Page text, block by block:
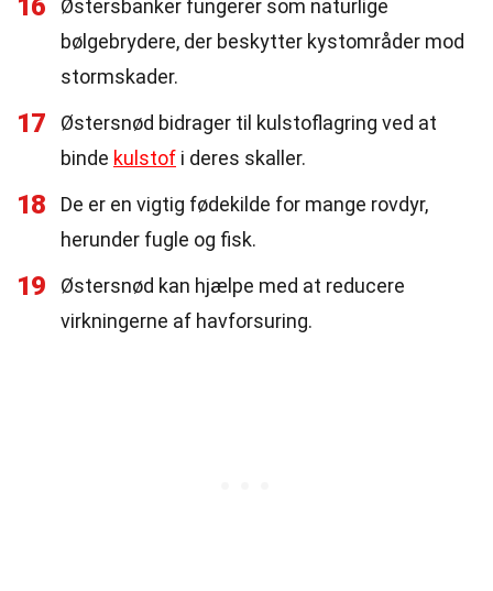
16
Østersbanker fungerer som naturlige
bølgebrydere, der beskytter kystområder mod
stormskader.
17
Østersnød bidrager til kulstoflagring ved at
binde kulstof i deres skaller.
18
De er en vigtig fødekilde for mange rovdyr,
herunder fugle og fisk.
19
Østersnød kan hjælpe med at reducere
virkningerne af havforsuring.